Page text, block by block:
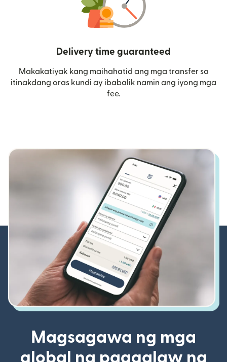
Delivery time guaranteed
Makakatiyak kang maihahatid ang mga transfer sa
itinakdang oras kundi ay ibabalik namin ang iyong mga
fee.
Magsagawa ng mga
global na paggalaw ng